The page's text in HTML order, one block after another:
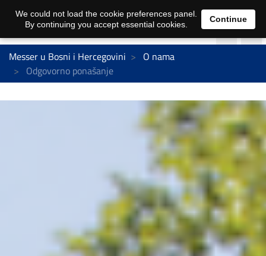
Messer u Bosni i Hercegovini
O nama
Odgovorno ponašanje
We could not load the cookie preferences panel.
By continuing you accept essential cookies.
Continue